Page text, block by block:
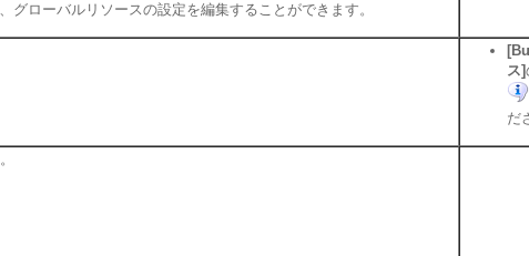
グローバルリソースの設定を編集することができます。
ス]
だ